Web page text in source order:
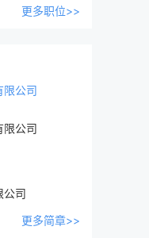
更多职位>>
限公司
限公司
公司
更多简章>>